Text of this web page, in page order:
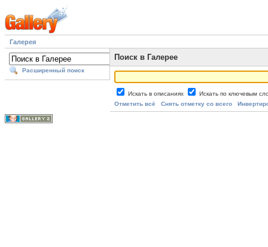
Галерея
Расширенный поиск
Поиск в Галерее
Искать в описаниях
Искать по ключевым
Отметить всё
Снять отметку со всего